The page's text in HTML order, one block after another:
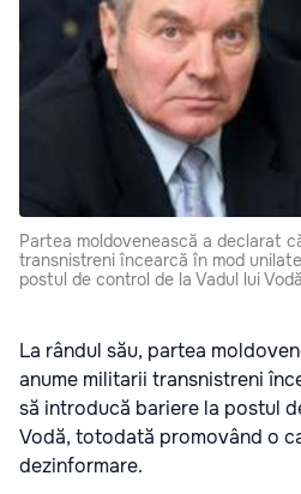
Partea moldovenească a declarat
transnistreni încearcă în mod
postul de control de la Vadul lui Vodă
La rândul său, partea
anume militarii transnistreni
să introducă bariere la postul
Vodă, totodată promovând o
dezinformare.